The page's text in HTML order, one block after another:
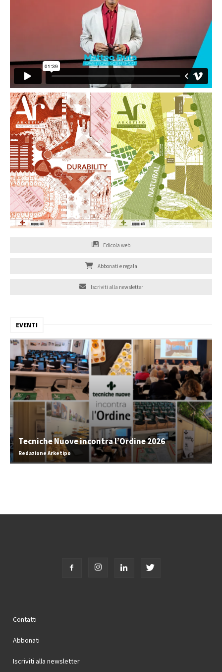
Edicola web
Abbonati e regala
Iscriviti alla newsletter
EVENTI
Tecniche Nuove incontra l’Ordine 2026
Redazione Arketipo
Contatti
Abbonati
Iscriviti alla newsletter